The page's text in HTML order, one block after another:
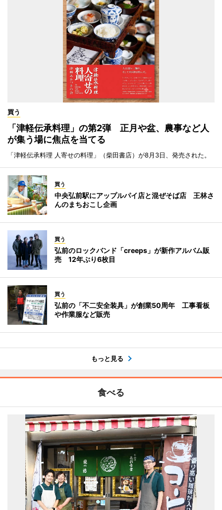
買う
「津軽伝承料理」の第2弾 正月や盆、農事など人
が集う場に焦点を当てる
「津軽伝承料理 人寄せの料理」（柴田書店）が8月3日、発売された。
買う
中央弘前駅にアップルパイ店と混ぜそば店 王林さ
んのまちおこし企画
買う
弘前のロックバンド「creeps」が新作アルバム販
売 12年ぶり6枚目
買う
弘前の「不二安全装具」が創業50周年 工事看板
や作業服など販売
もっと見る
食べる